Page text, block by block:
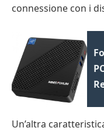
connessione con i
Un’altra